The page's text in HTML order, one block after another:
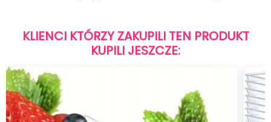
KLIENCI KTÓRZY ZAKUPILI TEN PRODUKT
KUPILI JESZCZE: